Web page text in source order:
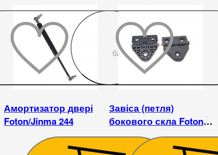
До
бажаного
Амортизатор двері
Foton/Jinma 244
Завіса (петля)
бокового скла Foton
Lovol